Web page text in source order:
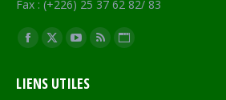
Fax : (+226) 25 37 62 82/ 83
Trouvez nous sur :
Facebook
opens
X
opens
YouTube
opens
RSS Site
LIENS UTILES